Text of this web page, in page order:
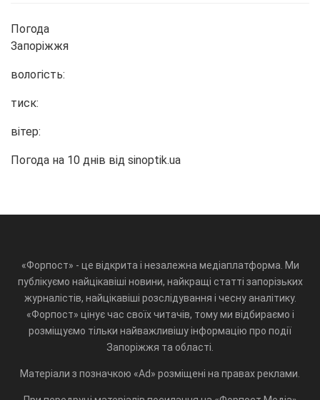
Погода
Запоріжжя
вологість:
тиск:
вітер:
Погода на 10 днів від sinoptik.ua
«Форпост» - це відкрита і незалежна медіаплатформа. Ми
публікуємо найцікавіші новини, найкращі статті запорізьких
журналістів, найцікавіші розслідування і чесну аналітику.
«Форпост» цінує час своїх читачів, тому ми відбираємо і
розміщуємо тільки найважливішу інформацію про події
Запоріжжя та області.
Матеріали з позначкою «Ad» розміщені на правах реклами.